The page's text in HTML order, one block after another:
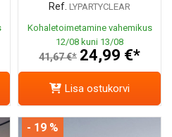
Ref. LYPARTYCLEAR
Kohaletoimetamine vahemikus
12/08 kuni 13/08
41,67 €* 24,99 €*
Lisa ostukorvi
- 19 %